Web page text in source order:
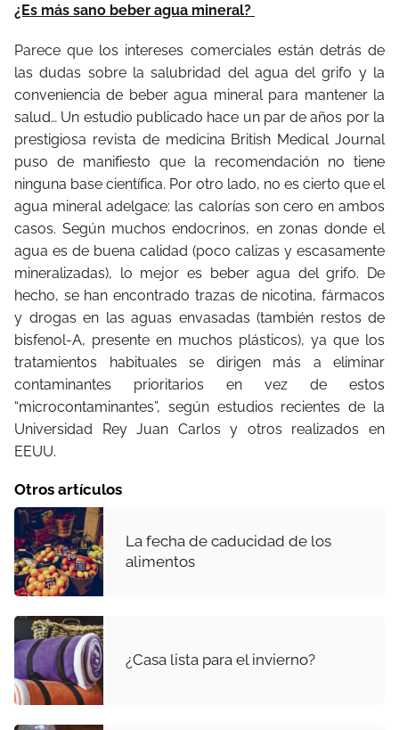
¿Es más sano beber agua mineral?
Parece que los intereses comerciales están detrás de
las dudas sobre la salubridad del agua del grifo y la
conveniencia de beber agua mineral para mantener la
salud… Un estudio publicado hace un par de años por la
prestigiosa revista de medicina British Medical Journal
puso de manifiesto que la recomendación no tiene
ninguna base científica. Por otro lado, no es cierto que el
agua mineral adelgace: las calorías son cero en ambos
casos. Según muchos endocrinos, en zonas donde el
agua es de buena calidad (poco calizas y escasamente
mineralizadas), lo mejor es beber agua del grifo. De
hecho, se han encontrado trazas de nicotina, fármacos
y drogas en las aguas envasadas (también restos de
bisfenol-A, presente en muchos plásticos), ya que los
tratamientos habituales se dirigen más a eliminar
contaminantes prioritarios en vez de estos
“microcontaminantes”, según estudios recientes de la
Universidad Rey Juan Carlos y otros realizados en
EEUU.
Otros artículos
La fecha de caducidad de los
alimentos
¿Casa lista para el invierno?